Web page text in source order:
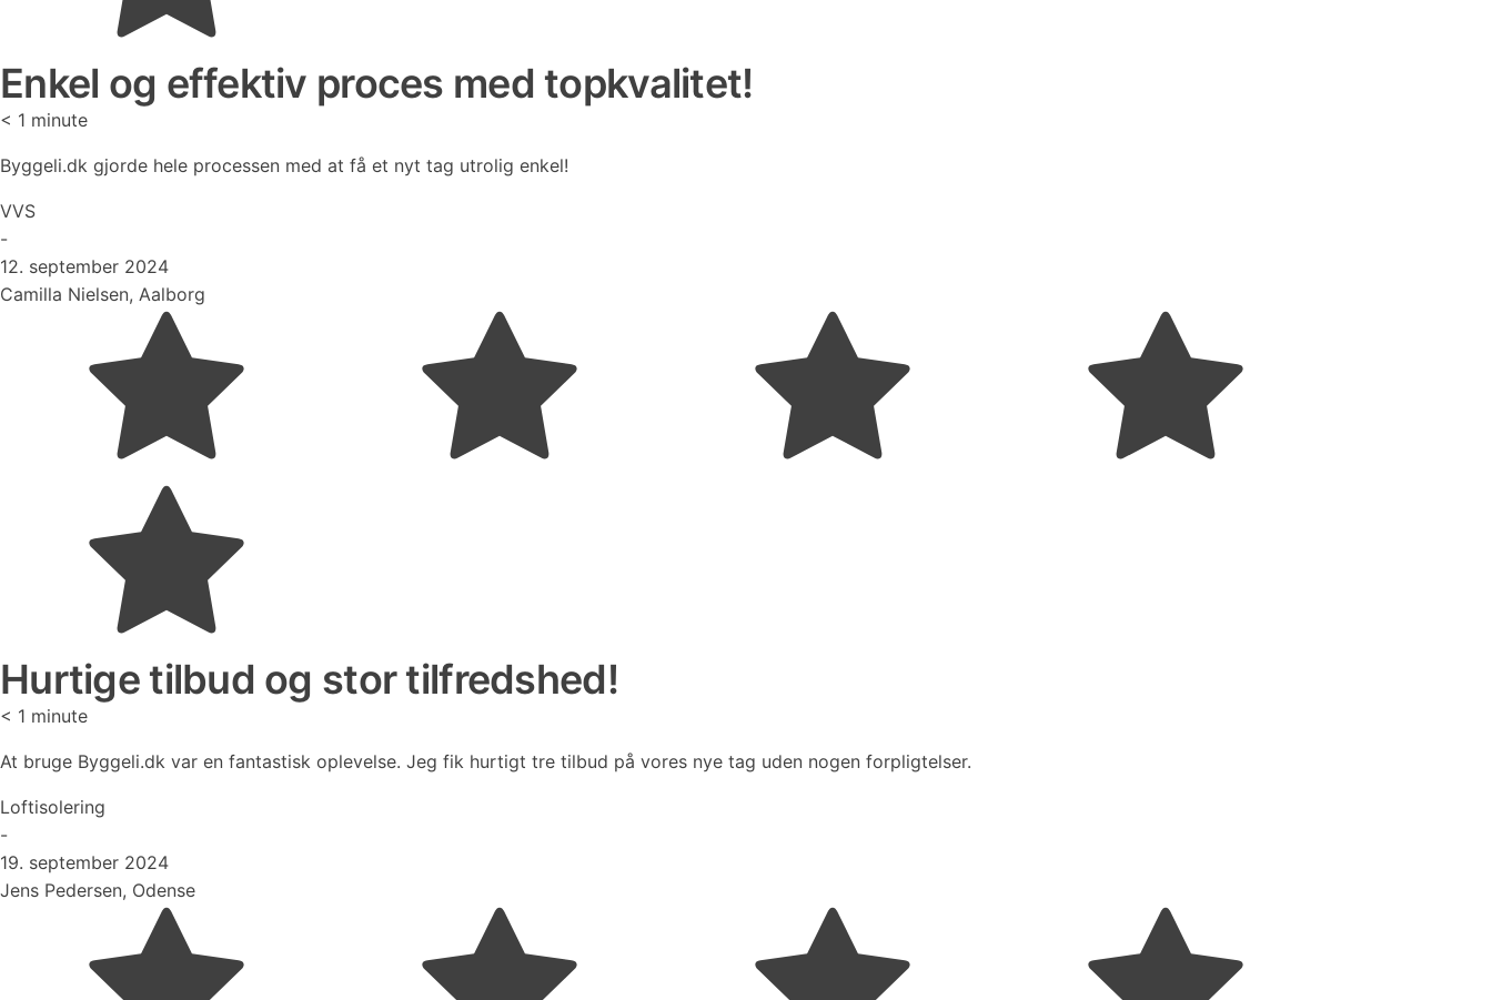
Enkel og effektiv proces med topkvalitet!
< 1 minute
Byggeli.dk gjorde hele processen med at få et nyt tag utrolig enkel!
VVS
-
12. september 2024
Camilla Nielsen, Aalborg
Hurtige tilbud og stor tilfredshed!
< 1 minute
At bruge Byggeli.dk var en fantastisk oplevelse. Jeg fik hurtigt tre tilbud på vores nye tag uden nogen forpligtelser.
Loftisolering
-
19. september 2024
Jens Pedersen, Odense